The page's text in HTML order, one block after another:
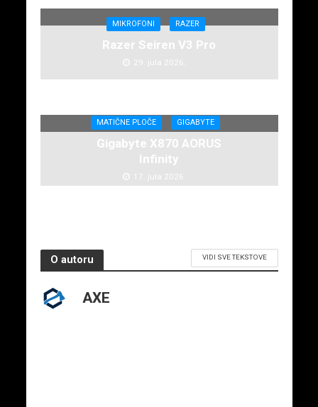
MIKROFONI RAZER
Razer Seiren V3 Pro
29. jula 2026.
MATIČNE PLOČE GIGABYTE
Gigabyte X870 AORUS
Infinity
17. jula 2026.
O autoru VIDI SVE TEKSTOVE
AXE